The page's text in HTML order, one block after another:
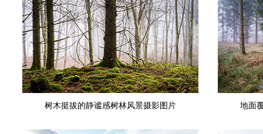
树木挺拔的静谧感树林风景摄影图片 地面